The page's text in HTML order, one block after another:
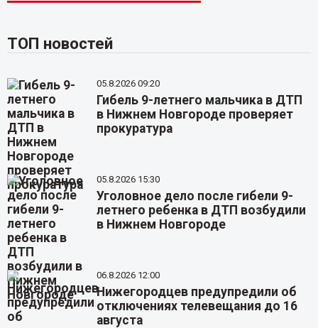
ТОП новостей
05.8.2026 09:20
Гибель 9-летнего мальчика в ДТП
в Нижнем Новгороде проверяет
прокуратура
05.8.2026 15:30
Уголовное дело после гибели 9-
летнего ребенка в ДТП возбудили
в Нижнем Новгороде
06.8.2026 12:00
Нижегородцев предупредили об
отключениях телевещания до 16
августа